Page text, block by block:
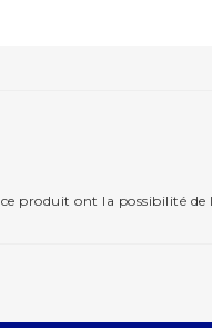
produit ont la possibilité de